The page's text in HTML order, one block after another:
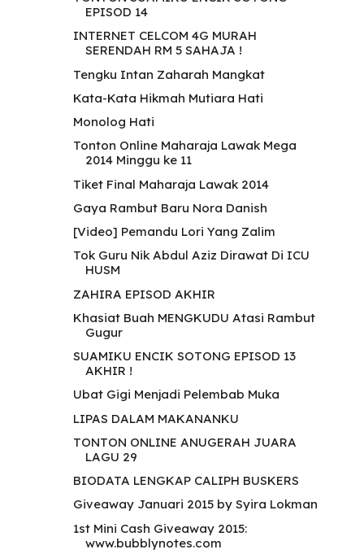
EPISOD 14
INTERNET CELCOM 4G MURAH
SERENDAH RM 5 SAHAJA !
Tengku Intan Zaharah Mangkat
Kata-Kata Hikmah Mutiara Hati
Monolog Hati
Tonton Online Maharaja Lawak Mega
2014 Minggu ke 11
Tiket Final Maharaja Lawak 2014
Gaya Rambut Baru Nora Danish
[Video] Pemandu Lori Yang Zalim
Tok Guru Nik Abdul Aziz Dirawat Di ICU
HUSM
ZAHIRA EPISOD AKHIR
Khasiat Buah MENGKUDU Atasi Rambut
Gugur
SUAMIKU ENCIK SOTONG EPISOD 13
AKHIR !
Ubat Gigi Menjadi Pelembab Muka
LIPAS DALAM MAKANANKU
TONTON ONLINE ANUGERAH JUARA
LAGU 29
BIODATA LENGKAP CALIPH BUSKERS
Giveaway Januari 2015 by Syira Lokman
1st Mini Cash Giveaway 2015:
www.bubblynotes.com